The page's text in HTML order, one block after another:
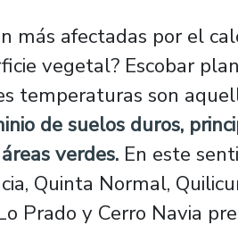
más afectadas por el
vegetal? Escobar
temperaturas son
de suelos duros,
verdes. En este
Quinta Normal,
Prado y Cerro Navia